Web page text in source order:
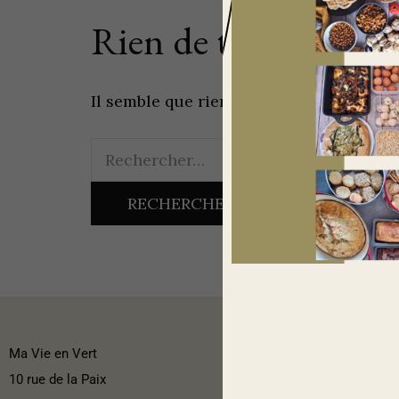
Rien de trouvé
Il semble que rien ne soit trouvé pour
Ma Vie en Vert
10 rue de la Paix